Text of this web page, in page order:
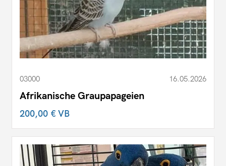
03000 16.05.2026
Afrikanische Graupapageien
200,00 €VB